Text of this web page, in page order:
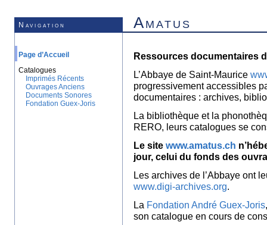
Navigation Amatus
Page d’Accueil
Catalogues
Imprimés Récents
Ouvrages Anciens
Documents Sonores
Fondation Guex-Joris
Ressources documentaires
L’Abbaye de Saint-Maurice
progressivement accessibles
documentaires : archives,
La bibliothèque et la
RERO, leurs catalogues se
Le site www.amatus.ch
jour, celui du fonds des
Les archives de l’Abbaye ont
www.digi-archives.org.
La Fondation André Guex-Joris
son catalogue en cours de